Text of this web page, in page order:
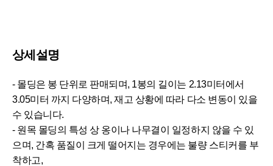
상세설명
- 몰딩은 봉 단위로 판매되며, 1봉의 길이는 2.13미터에서
3.05미터 까지 다양하며, 재고 상황에 따라 다소 변동이 있을
수 있습니다.
- 원목 몰딩의 특성 상 옹이나 나무결이 일정하지 않을 수 있
으며, 간혹 품질이 크게 떨어지는 경우에는 불량 스티커를 부
착하고,